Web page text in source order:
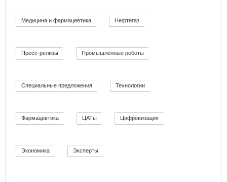
Медицина и фармацевтика Нефтегаз
Пресс-релизы Промышленные роботы
Специальные предложения Технологии
Фармацевтика ЦАТы Цифровизация
Экономика Эксперты